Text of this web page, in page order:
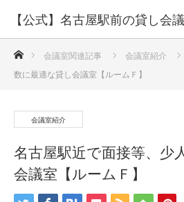
【公式】名古屋駅前の貸し会
ミナーオフィス』
ホーム会議室関連記事 会議室紹介
数に最適な貸し会議室【ルームＦ】
会議室紹介
名古屋駅近で面接等、少
会議室【ルームＦ】